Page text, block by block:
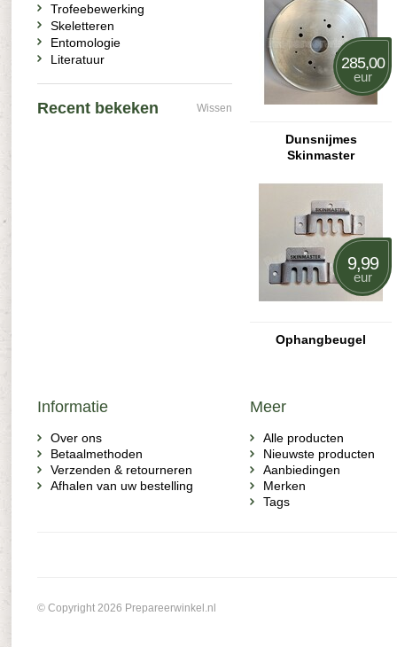
285,00
eur
Dunsnijmes
Skinmaster
9,99
eur
Ophangbeugel
Trofeebewerking
Skeletteren
Entomologie
Literatuur
Recent bekeken Wissen
Informatie
Over ons
Betaalmethoden
Verzenden & retourneren
Afhalen van uw bestelling
Meer
Alle producten
Nieuwste producten
Aanbiedingen
Merken
Tags
© Copyright 2026 Prepareerwinkel.nl